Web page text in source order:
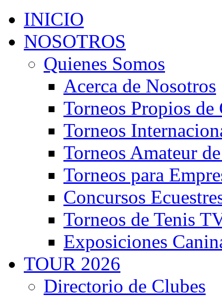
INICIO
NOSOTROS
Quienes Somos
Acerca de Nosotros
Torneos Propios
Torneos
Torneos Amateur
Torneos para
Concursos
Torneos de Tenis
Exposiciones
TOUR 2026
Directorio de Clubes